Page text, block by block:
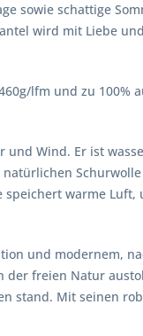
sowie schattige
wird mit Liebe
lfm und zu
und Wind. Er ist
warme
und modernem,
freien Natur
stand. Mit seinen